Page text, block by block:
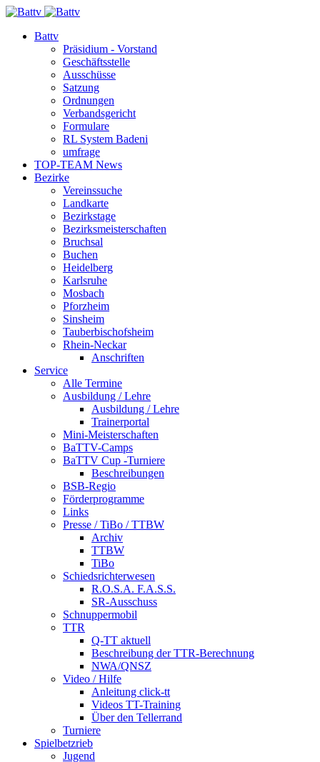
Battv
Präsidium - Vorstand
Geschäftsstelle
Ausschüsse
Satzung
Ordnungen
Verbandsgericht
Formulare
RL System Badeni
umfrage
TOP-TEAM News
Bezirke
Vereinssuche
Landkarte
Bezirkstage
Bezirksmeisterschaften
Bruchsal
Buchen
Heidelberg
Karlsruhe
Mosbach
Pforzheim
Sinsheim
Tauberbischofsheim
Rhein-Neckar
Anschriften
Service
Alle Termine
Ausbildung / Lehre
Ausbildung / Lehre
Trainerportal
Mini-Meisterschaften
BaTTV-Camps
BaTTV Cup -Turniere
Beschreibungen
BSB-Regio
Förderprogramme
Links
Presse / TiBo / TTBW
Archiv
TTBW
TiBo
Schiedsrichterwesen
R.O.S.A. F.A.S.S.
SR-Ausschuss
Schnuppermobil
TTR
Q-TT aktuell
Beschreibung der TTR-Berechnung
NWA/QNSZ
Video / Hilfe
Anleitung click-tt
Videos TT-Training
Über den Tellerrand
Turniere
Spielbetzrieb
Jugend